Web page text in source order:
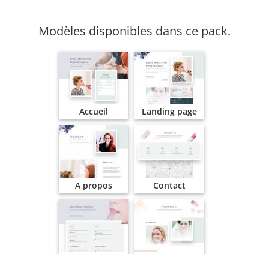
Modèles disponibles dans ce pack.
Accueil Landing page
A propos Contact